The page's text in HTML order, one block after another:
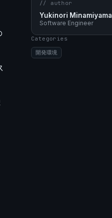
// author
Yukinori Minamiyama
Software Engineer
Categories
開発環境